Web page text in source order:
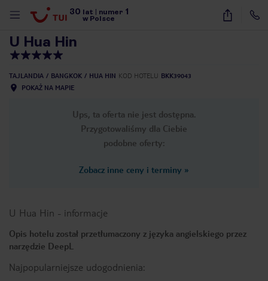
30 lat numer 1
w Polsce
60
U Hua Hin
TAJLANDIA BANGKOK HUA HIN KOD HOTELU BKK39043
POKAŻ NA MAPIE
Ups, ta oferta nie jest dostępna.
Przygotowaliśmy dla Ciebie
podobne oferty:
Zobacz inne ceny i terminy »
U Hua Hin - informacje
Opis hotelu został przetłumaczony z języka angielskiego przez
narzędzie DeepL
Najpopularniejsze udogodnienia: